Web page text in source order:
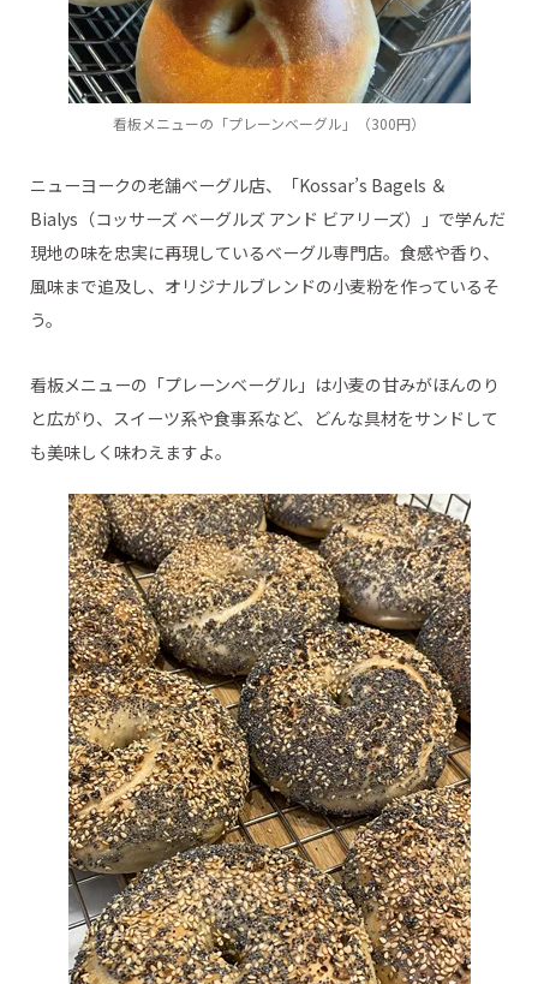
看板メニューの「プレーンベーグル」（300円）
ニューヨークの老舗ベーグル店、「Kossar’s Bagels ＆
Bialys（コッサーズ ベーグルズ アンド ビアリーズ）」で学んだ
現地の味を忠実に再現しているベーグル専門店。食感や香り、
風味まで追及し、オリジナルブレンドの小麦粉を作っているそ
う。
看板メニューの「プレーンベーグル」は小麦の甘みがほんのり
と広がり、スイーツ系や食事系など、どんな具材をサンドして
も美味しく味わえますよ。